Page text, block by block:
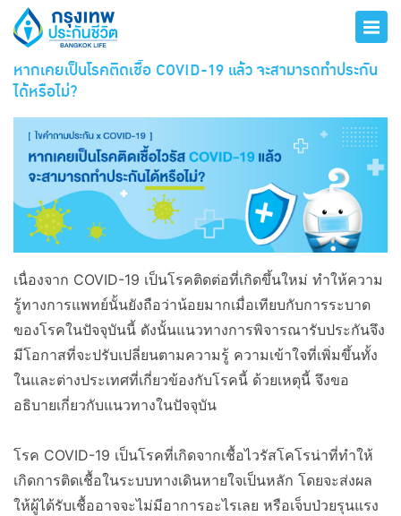
หากเคยเป็นโรคติดเชื้อ COVID-19 แล้ว จะสามารถทำประกัน
ได้หรือไม่?
เนื่องจาก COVID-19 เป็นโรคติดต่อที่เกิดขึ้นใหม่ ทำให้ความ
รู้ทางการแพทย์นั้นยังถือว่าน้อยมากเมื่อเทียบกับการระบาด
ของโรคในปัจจุบันนี้ ดังนั้นแนวทางการพิจารณารับประกันจึง
มีโอกาสที่จะปรับเปลี่ยนตามความรู้ ความเข้าใจที่เพิ่มขึ้นทั้ง
ในและต่างประเทศที่เกี่ยวข้องกับโรคนี้ ด้วยเหตุนี้ จึงขอ
อธิบายเกี่ยวกับแนวทางในปัจจุบัน
โรค COVID-19 เป็นโรคที่เกิดจากเชื้อไวรัสโคโรน่าที่ทำให้
เกิดการติดเชื้อในระบบทางเดินหายใจเป็นหลัก โดยจะส่งผล
ให้ผู้ได้รับเชื้ออาจจะไม่มีอาการอะไรเลย หรือเจ็บป่วยรุนแรง